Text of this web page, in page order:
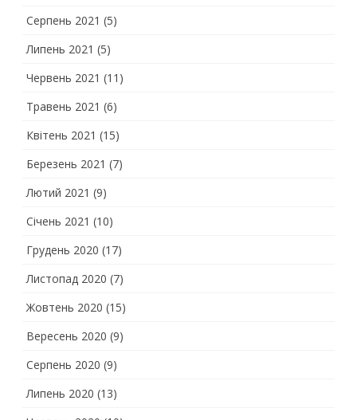
Серпень 2021 (5)
Липень 2021 (5)
Червень 2021 (11)
Травень 2021 (6)
Квітень 2021 (15)
Березень 2021 (7)
Лютий 2021 (9)
Січень 2021 (10)
Грудень 2020 (17)
Листопад 2020 (7)
Жовтень 2020 (15)
Вересень 2020 (9)
Серпень 2020 (9)
Липень 2020 (13)